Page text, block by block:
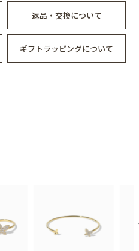
返品・交換について
ギフトラッピングについて